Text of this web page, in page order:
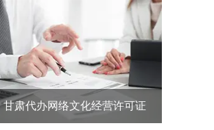
甘肃代办网络文化经营许可证